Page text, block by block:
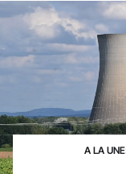
A LA UNE